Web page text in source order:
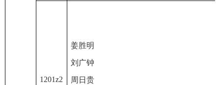
1201z2
姜胜明
刘广钟
周日贵